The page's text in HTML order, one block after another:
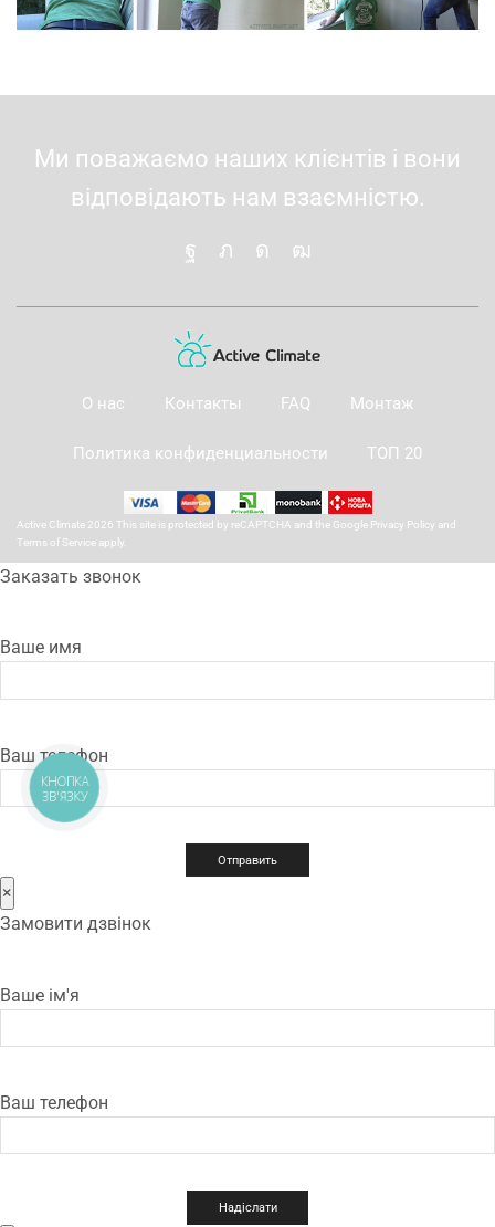
Ми поважаємо наших клієнтів і вони
відповідають нам взаємністю.
О нас Контакты FAQ Монтаж
Политика конфиденциальности ТОП 20
Active Climate 2026 This site is protected by reCAPTCHA and the Google Privacy Policy and
Terms of Service apply.
Заказать звонок
Ваше имя
Ваш телефон
×
Замовити дзвінок
Ваше ім'я
Ваш телефон
КНОПКА
ЗВ'ЯЗКУ